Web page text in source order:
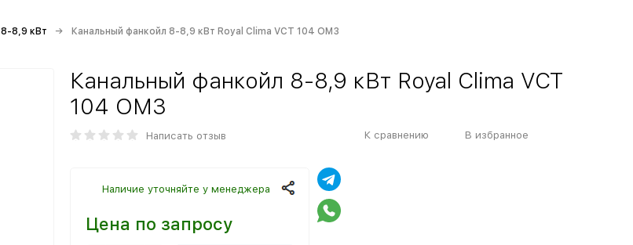
8-8,9 кВт Канальный фанкойл 8-8,9 кВт Royal Clima VCT 104 OM3
Канальный фанкойл 8-8,9 кВт Royal Clima VCT
104 OM3
Написать отзыв К сравнению В избранное
Наличие уточняйте у менеджера
Цена по запросу